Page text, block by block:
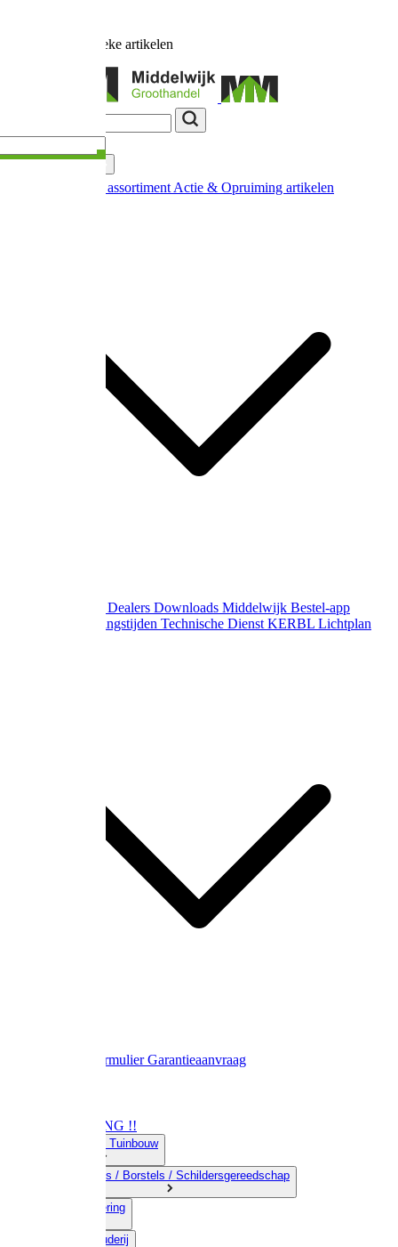
unieke artikelen
Nieuw in ons assortiment Actie & Opruiming artikelen
Dealers Downloads Middelwijk Bestel-app
Gewijzigde openingstijden Technische Dienst KERBL Lichtplan
RetourformulierGarantieaanvraag
OPRUIMING !!
01) Land-& Tuinbouw
02) Bezems / Borstels / Schildersgereedschap
03) Afrastering
04) Veehouderij